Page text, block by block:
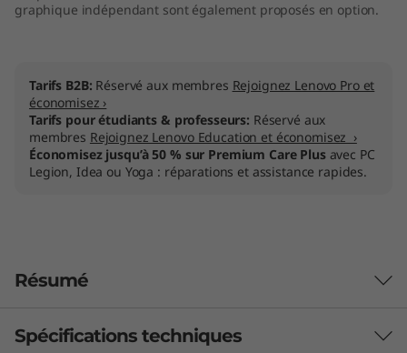
egraphique indépendant sont également proposés en option.
Tarifs B2B: Réservé aux membres Rejoignez Lenovo Pro et
économisez ›
Tarifs pour étudiants & professeurs: Réservé aux
membres Rejoignez Lenovo Education et économisez ›
Économisez jusqu’à 50 % sur Premium Care Plusavec PC
Legion, Idea ou Yoga : réparations et assistance rapides.
Résumé
Spécifications techniques